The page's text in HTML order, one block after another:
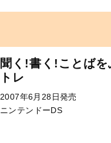
聞く!書く!ことば
トレ
2007年6月28日発売
ニンテンドーDS